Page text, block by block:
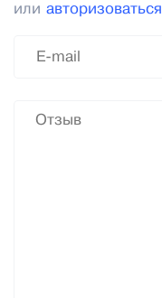
или авторизоваться